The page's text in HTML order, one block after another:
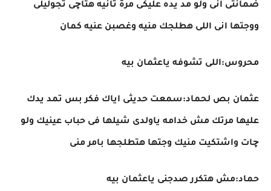
ضمانتى انى ولو مد يده عليكى مرة تانيه هتاچى تجوليلى
ووجتها انى اللى هطلجك منيه وغصبن عنيه كمان
محروس:اللى تشوفه ياعثمان بيه
عثمان بص لحماد:سمعت حديثى اياك فكر بس تمد يدك
عليها مرتك مش خدامه ياولدى شيلها فى حباب عينيك ولو
چات واشتكيت منيك وجتها هتطلجها بامر منى
حماد:مش هتكرر صدجنى ياعثمان بيه